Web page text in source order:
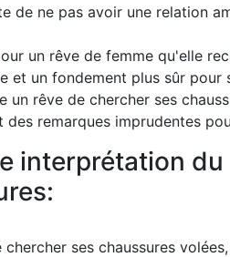
de ne pas avoir une relation
un rêve de femme qu'elle
et un fondement plus sûr pour
un rêve de chercher ses
des remarques imprudentes
interprétation
chercher ses chaussures